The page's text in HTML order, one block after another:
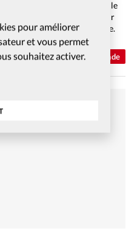
pour améliorer
et vous permet
souhaitez activer.
Monde
dans les médias et le
il encore facile de se définir
communication compliquée.
Abonnés